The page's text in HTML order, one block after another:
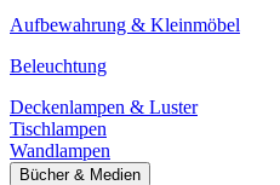
Aufbewahrung & Kleinmöbel
Beleuchtung
Deckenlampen & Luster
Tischlampen
Wandlampen
Bücher & Medien